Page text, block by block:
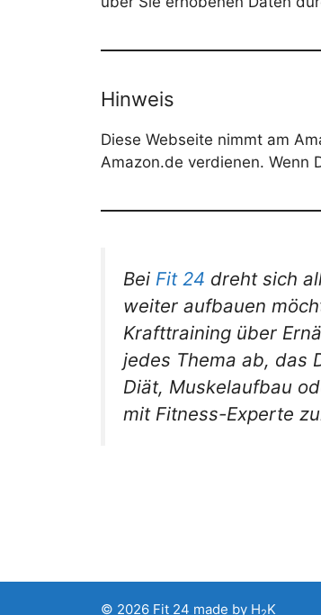
Hinweis
Diese Webseite nimmt am
Amazon.de verdienen. Wenn
Bei Fit 24 dreht sich
weiter aufbauen
Krafttraining über
jedes Thema ab, das
Diät, Muskelaufbau
mit Fitness-Experte
© 2026 Fit 24 made by H K